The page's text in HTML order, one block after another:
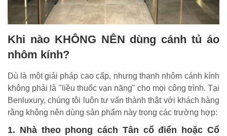
Khi nào KHÔNG NÊN dùng cánh tủ áo
nhôm kính?
Dù là một giải pháp cao cấp, nhưng thanh nhôm cánh kính
không phải là "liều thuốc vạn năng" cho mọi công trình. Tại
Benluxury, chúng tôi luôn tư vấn thành thật với khách hàng
rằng không nên dùng sản phẩm này trong các trường hợp:
1. Nhà theo phong cách Tân cổ điển hoặc Cổ